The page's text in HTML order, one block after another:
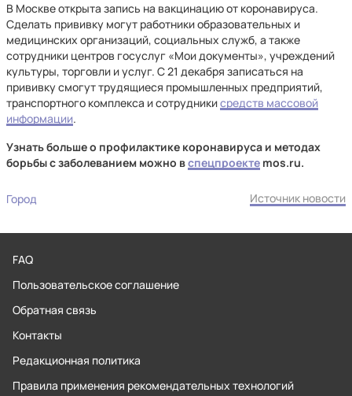
В Москве открыта запись на вакцинацию от коронавируса.
Сделать прививку могут работники образовательных и
медицинских организаций, социальных служб, а также
сотрудники центров госуслуг «Мои документы», учреждений
культуры, торговли и услуг. С 21 декабря записаться на
прививку смогут трудящиеся промышленных предприятий,
транспортного комплекса и сотрудникисредств массовой
информации.
Узнать больше о профилактике коронавируса и методах
борьбы с заболеванием можно вспецпроекте mos.ru.
Город Источник новости
FAQ
Пользовательское соглашение
Обратная связь
Контакты
Редакционная политика
Правила применения рекомендательных технологий